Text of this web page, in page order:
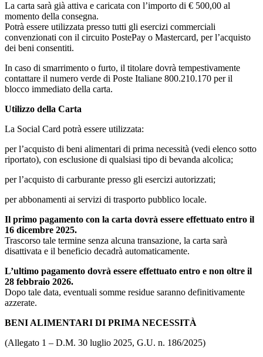
La carta sarà già attiva e caricata con l’importo di € 500,00 al
momento della consegna.
Potrà essere utilizzata presso tutti gli esercizi commerciali
convenzionati con il circuito PostePay o Mastercard, per l’acquisto
dei beni consentiti.
In caso di smarrimento o furto, il titolare dovrà tempestivamente
contattare il numero verde di Poste Italiane 800.210.170 per il
blocco immediato della carta.
Utilizzo della Carta
La Social Card potrà essere utilizzata:
per l’acquisto di beni alimentari di prima necessità (vedi elenco sotto
riportato), con esclusione di qualsiasi tipo di bevanda alcolica;
per l’acquisto di carburante presso gli esercizi autorizzati;
per abbonamenti ai servizi di trasporto pubblico locale.
Il primo pagamento con la carta dovrà essere effettuato entro il
16 dicembre 2025.
Trascorso tale termine senza alcuna transazione, la carta sarà
disattivata e il beneficio decadrà automaticamente.
L’ultimo pagamento dovrà essere effettuato entro e non oltre il
28 febbraio 2026.
Dopo tale data, eventuali somme residue saranno definitivamente
azzerate.
BENI ALIMENTARI DI PRIMA NECESSITÀ
(Allegato 1 – D.M. 30 luglio 2025, G.U. n. 186/2025)